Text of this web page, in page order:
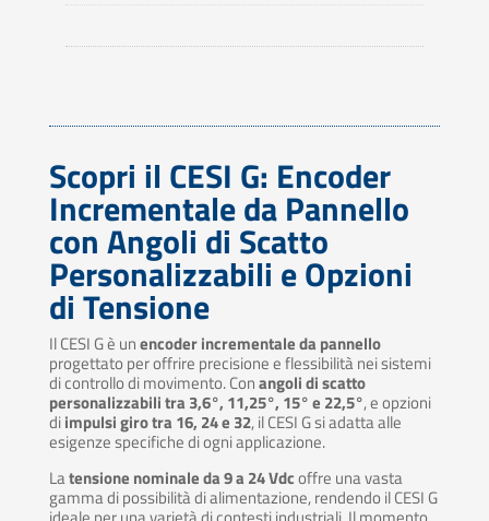
Scopri il CESI G: Encoder
Incrementale da Pannello
con Angoli di Scatto
Personalizzabili e Opzioni
di Tensione
Il CESI G è unencoder incrementale da pannello
progettato per offrire precisione e flessibilità nei sistemi
di controllo di movimento. Conangoli di scatto
personalizzabili tra 3,6°, 11,25°, 15° e 22,5°, e opzioni
diimpulsi giro tra 16, 24 e 32, il CESI G si adatta alle
esigenze specifiche di ogni applicazione.
Latensione nominale da 9 a 24 Vdcoffre una vasta
gamma di possibilità di alimentazione, rendendo il CESI G